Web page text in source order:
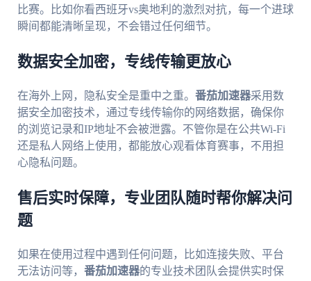
比赛。比如你看西班牙vs奥地利的激烈对抗，每一个进球
瞬间都能清晰呈现，不会错过任何细节。
数据安全加密，专线传输更放心
在海外上网，隐私安全是重中之重。 番茄加速器采用数
据安全加密技术，通过专线传输你的网络数据，确保你
的浏览记录和IP地址不会被泄露。不管你是在公共Wi-Fi
还是私人网络上使用，都能放心观看体育赛事，不用担
心隐私问题。
售后实时保障，专业团队随时帮你解决问
题
如果在使用过程中遇到任何问题，比如连接失败、平台
无法访问等， 番茄加速器的专业技术团队会提供实时保